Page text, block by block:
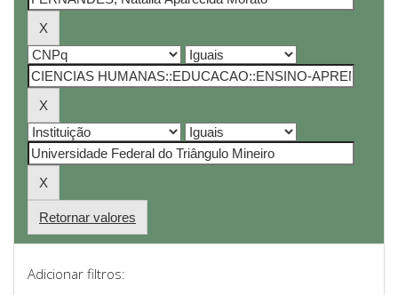
Retornar valores
Adicionar filtros: